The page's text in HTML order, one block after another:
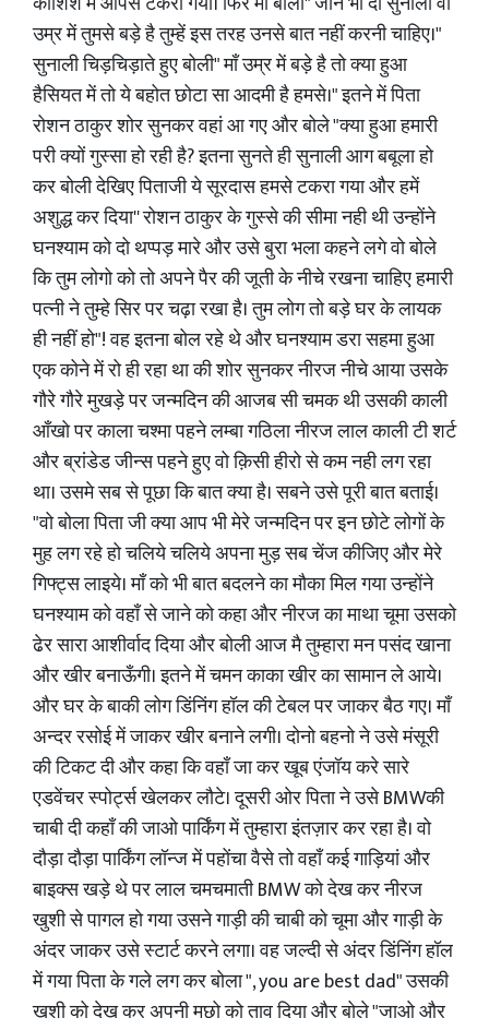
उम्र में तुमसे बड़े है तुम्हें इस तरह उनसे बात नहीं करनी चाहिए।"
सुनाली चिड़चिड़ाते हुए बोली" माँ उम्र में बड़े है तो क्या हुआ
हैसियत में तो ये बहोत छोटा सा आदमी है हमसे।" इतने में पिता
रोशन ठाकुर शोर सुनकर वहां आ गए और बोले "क्या हुआ हमारी
परी क्यों गुस्सा हो रही है? इतना सुनते ही सुनाली आग बबूला हो
कर बोली देखिए पिताजी ये सूरदास हमसे टकरा गया और हमें
अशुद्ध कर दिया'' रोशन ठाकुर के गुस्से की सीमा नही थी उन्होंने
घनश्याम को दो थप्पड़ मारे और उसे बुरा भला कहने लगे वो बोले
कि तुम लोगो को तो अपने पैर की जूती के नीचे रखना चाहिए हमारी
पत्नी ने तुम्हे सिर पर चढ़ा रखा है। तुम लोग तो बड़े घर के लायक
ही नहीं हो"! वह इतना बोल रहे थे और घनश्याम डरा सहमा हुआ
एक कोने में रो ही रहा था की शोर सुनकर नीरज नीचे आया उसके
गौरे गौरे मुखड़े पर जन्मदिन की आजब सी चमक थी उसकी काली
आँखो पर काला चश्मा पहने लम्बा गठिला नीरज लाल काली टी शर्ट
और ब्रांडेड जीन्स पहने हुए वो क़िसी हीरो से कम नही लग रहा
था। उसमे सब से पूछा कि बात क्या है। सबने उसे पूरी बात बताई।
"वो बोला पिता जी क्या आप भी मेरे जन्मदिन पर इन छोटे लोगों के
मुह लग रहे हो चलिये चलिये अपना मुड़ सब चेंज कीजिए और मेरे
गिफ्ट्स लाइये। माँ को भी बात बदलने का मौका मिल गया उन्होंने
घनश्याम को वहाँ से जाने को कहा और नीरज का माथा चूमा उसको
ढेर सारा आशीर्वाद दिया और बोली आज मै तुम्हारा मन पसंद खाना
और खीर बनाऊँगी। इतने में चमन काका खीर का सामान ले आये।
और घर के बाकी लोग डिंनिंग हॉल की टेबल पर जाकर बैठ गए। माँ
अन्दर रसोई में जाकर खीर बनाने लगी। दोनो बहनो ने उसे मंसूरी
की टिकट दी और कहा कि वहाँ जा कर खूब एंजॉय करे सारे
एडवेंचर स्पोर्ट्स खेलकर लौटे। दूसरी ओर पिता ने उसे BMWकी
चाबी दी कहाँ की जाओ पार्किंग में तुम्हारा इंतज़ार कर रहा है। वो
दौड़ा दौड़ा पार्किंग लॉन्ज में पहोंचा वैसे तो वहाँ कई गाड़ियां और
बाइक्स खड़े थे पर लाल चमचमाती BMW को देख कर नीरज
खुशी से पागल हो गया उसने गाड़ी की चाबी को चूमा और गाड़ी के
अंदर जाकर उसे स्टार्ट करने लगा। वह जल्दी से अंदर डिंनिंग हॉल
में गया पिता के गले लग कर बोला ", you are best dad" उसकी